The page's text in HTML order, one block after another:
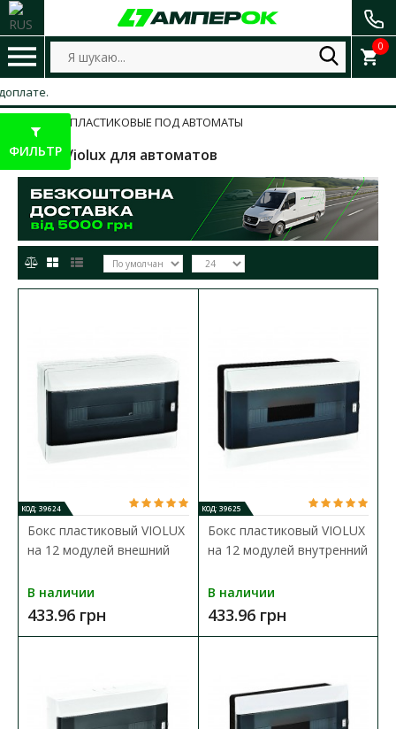
0
БОКСЫ ПЛАСТИКОВЫЕ ПОД АВТОМАТЫ
Боксы Violux для автоматов
Бокс пластиковый VIOLUX на 12 модулей внешний
Доступность: В наличии
КОД: 39624
Бокс пластиковый VIOLUX
на 12 модулей внешний
В наличии
433.96 грн
КОД: 39625
Бокс пластиковый VIOLUX
на 12 модулей внутренний
В наличии
433.96 грн
ФИЛЬТР